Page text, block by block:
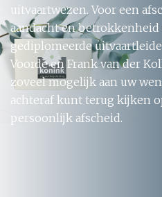
uitvaartwezen. Voor een
aandacht en betrokkenheid
gediplomeerde
Voorde en Frank van der
zoveel mogelijk aan uw
achteraf kunt terug kijken
persoonlijk afscheid.